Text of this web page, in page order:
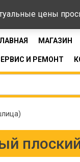
МАГАЗИН
И РЕМОНТ
цены